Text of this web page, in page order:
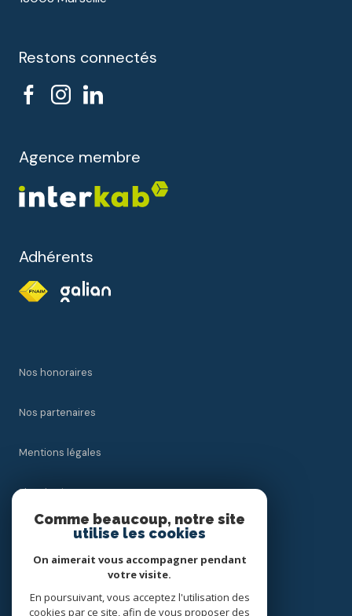
Restons connectés
Agence membre
Adhérents
Nos honoraires
Nos partenaires
Mentions légales
Plan du site
Cookies
Comme beaucoup, notre site
utilise les cookies
On aimerait vous accompagner pendant
votre visite.
En poursuivant, vous acceptez l'utilisation des
cookies par ce site, afin de vous proposer des